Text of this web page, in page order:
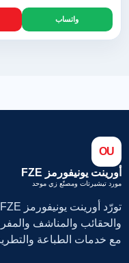
واتساب
OU
أورينت يونيفورمز FZE
مورد تيشيرتات ومصنّع زي موحد
والحقائب والمناشف
مع خدمات الطباعة